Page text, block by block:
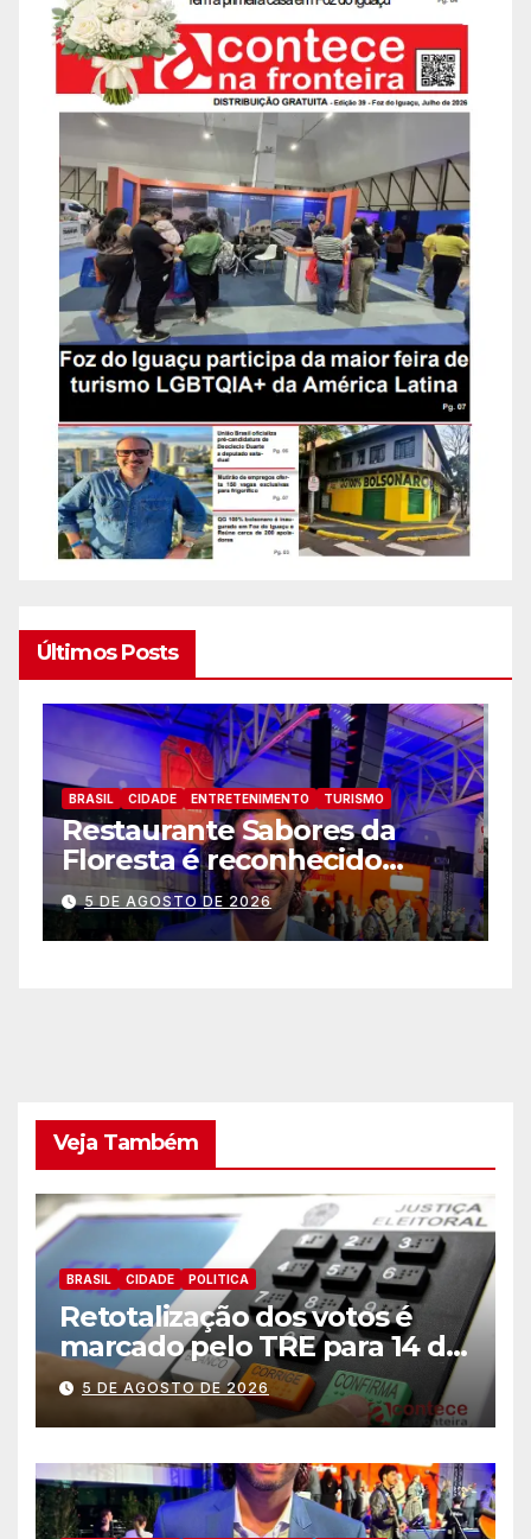
Últimos Posts
BRASIL CIDADE ENTRETENIMENTO TURISMO
Zoo Park Foz registra o
melhor mês dede sua
inauguração
5 DE AGOSTO DE 2026
Veja Também
BRASIL CIDADE POLITICA
Retotalização dos votos é
marcado pelo TRE para 14 de
agosto
5 DE AGOSTO DE 2026